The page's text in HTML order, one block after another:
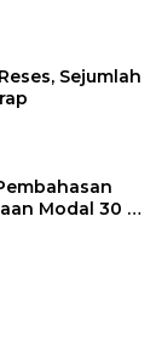
Sejumlah
Modal 30 M